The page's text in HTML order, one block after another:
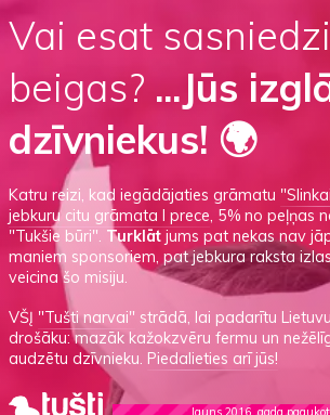
Vai esat
beigas? ...Jūs
dzīvniekus! 🌍
Katru reizi, kad iegādājaties grāmatu
jebkuru citu grāmata I prece, 5% no peļņas
"Tukšie būri". Turklāt jums pat nekas nav
maniem sponsoriem, pat jebkura raksta
veicina šo misiju.
VŠĮ "Tušti narvai" strādā, lai padarītu
drošāku: mazāk kažokzvēru fermu un
audzētu dzīvnieku. Piedalieties arī jūs!
Jauns 2016. gada